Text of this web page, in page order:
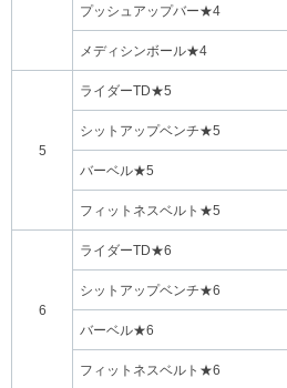
プッシュアップバー★4
メディシンボール★4
5
ライダーTD★5
シットアップベンチ★5
バーベル★5
フィットネスベルト★5
6
ライダーTD★6
シットアップベンチ★6
バーベル★6
フィットネスベルト★6